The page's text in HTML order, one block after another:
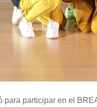
participar en el